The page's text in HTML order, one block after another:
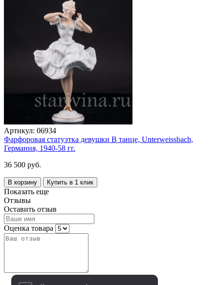
Артикул: 06934
Фарфоровая статуэтка девушки В танце, Unterweissbach,
Германия, 1940-58 гг.
36 500 руб.
В корзину Купить в 1 клик
Показать еще
Отзывы
Оставить отзыв
Оценка товара